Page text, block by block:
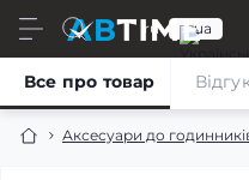
ru ua
Аксесуари до
Все про товар